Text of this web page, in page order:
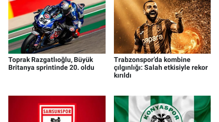
Toprak Razgatlıoğlu, Büyük
Britanya sprintinde 20. oldu
Trabzonspor’da kombine
çılgınlığı: Salah etkisiyle rekor
kırıldı